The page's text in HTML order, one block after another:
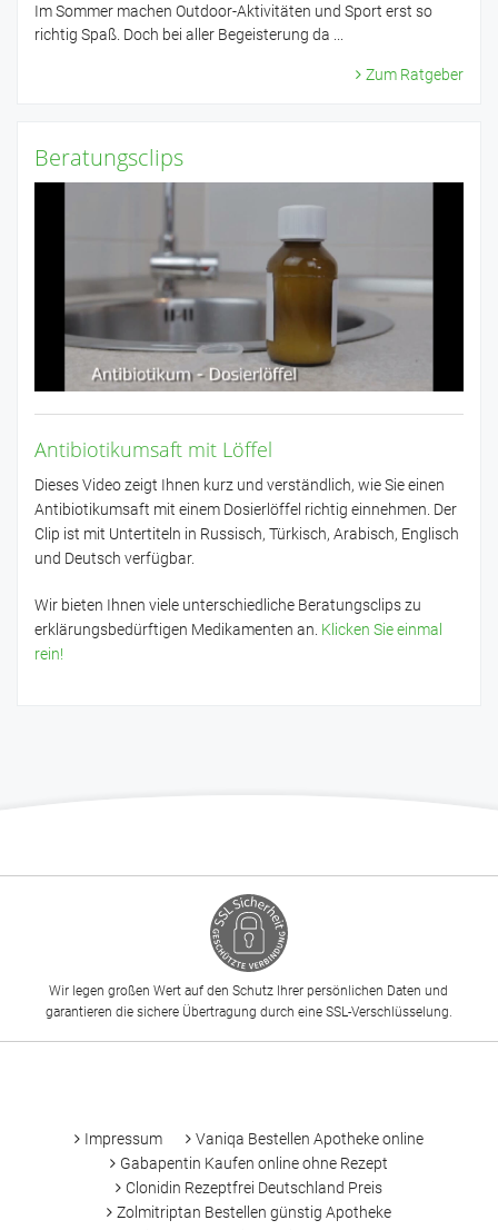
Im Sommer machen Outdoor-Aktivitäten und Sport erst so
richtig Spaß. Doch bei aller Begeisterung da ...
Zum Ratgeber
Beratungsclips
Antibiotikumsaft mit Löffel
Dieses Video zeigt Ihnen kurz und verständlich, wie Sie einen
Antibiotikumsaft mit einem Dosierlöffel richtig einnehmen. Der
Clip ist mit Untertiteln in Russisch, Türkisch, Arabisch, Englisch
und Deutsch verfügbar.
Wir bieten Ihnen viele unterschiedliche Beratungsclips zu
erklärungsbedürftigen Medikamenten an. Klicken Sie einmal
rein!
Wir legen großen Wert auf den Schutz Ihrer persönlichen Daten und
garantieren die sichere Übertragung durch eine SSL-Verschlüsselung.
Impressum
Vaniqa Bestellen Apotheke online
Gabapentin Kaufen online ohne Rezept
Clonidin Rezeptfrei Deutschland Preis
Zolmitriptan Bestellen günstig Apotheke